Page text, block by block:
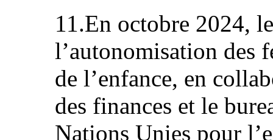
11.En octobre 2024,
l’autonomisation des
de l’enfance, en
des finances et le
Nations Unies pour